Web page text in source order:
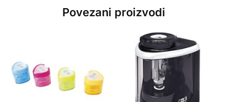
Povezani proizvodi